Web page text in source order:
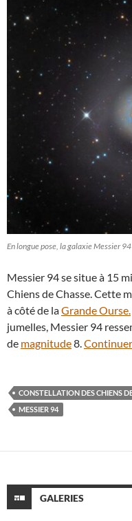
En longue pose, la galaxie Messier
Messier 94 se situe à 15
Chiens de Chasse. Cette
à côté de laGrande Ourse.
jumelles, Messier 94
de magnitude8.
CONSTELLATION DES CHIENS
MESSIER 94
GALERIES